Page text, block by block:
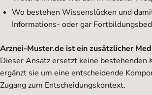
Wo bestehen Wissenslücken und
Informations- oder gar
Arznei-Muster.de ist ein zusätzlicher
Dieser Ansatz ersetzt keine bestehenden
ergänzt sie um eine entscheidende
Zugang zum Entscheidungskontext.